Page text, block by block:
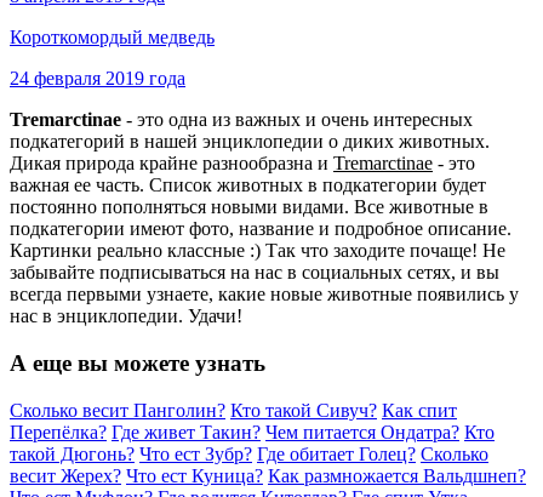
Короткомордый медведь
24 февраля 2019 года
Tremarctinae - это одна из важных и очень интересных
подкатегорий в нашей энциклопедии о диких животных.
Дикая природа крайне разнообразна и Tremarctinae - это
важная ее часть. Список животных в подкатегории будет
постоянно пополняться новыми видами. Все животные в
подкатегории имеют фото, название и подробное описание.
Картинки реально классные :) Так что заходите почаще! Не
забывайте подписываться на нас в социальных сетях, и вы
всегда первыми узнаете, какие новые животные появились у
нас в энциклопедии. Удачи!
А еще вы можете узнать
Сколько весит Панголин? Кто такой Сивуч? Как спит
Перепёлка? Где живет Такин? Чем питается Ондатра? Кто
такой Дюгонь? Что ест Зубр? Где обитает Голец? Сколько
весит Жерех? Что ест Куница? Как размножается Вальдшнеп?